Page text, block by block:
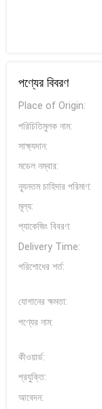
পণ্যের বিবরণ
Place of Origin:
পরিচিতিমুলক নাম:
সাক্ষ্যদান:
মডেল নম্বার:
ন্যূনতম চাহিদার পরিমাণ:
মূল্য:
প্যাকেজিং বিবরণ:
Delivery Time:
পরিশোধের শর্ত:
যোগানের ক্ষমতা:
পণ্যের নাম:
কীওয়ার্ড:
প্রযুক্তি:
আবেদন: